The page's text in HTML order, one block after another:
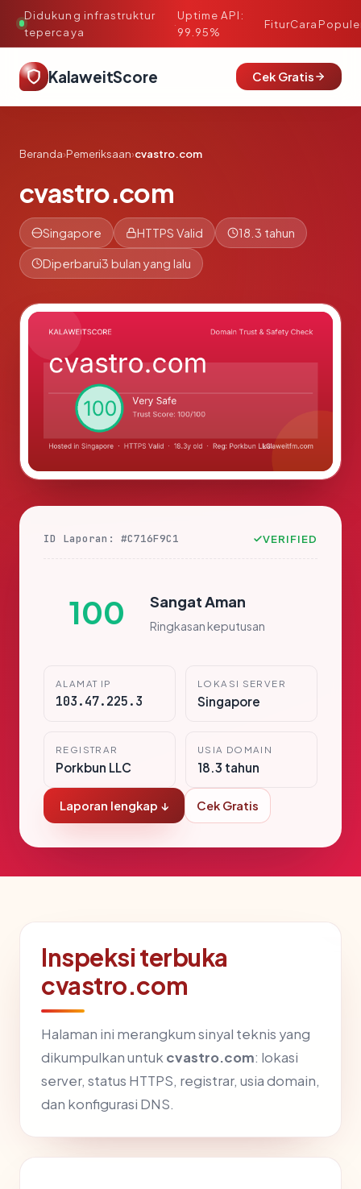
Didukung infrastruktur
tepercaya
·
Uptime API:
99.95%
FiturCara
KalaweitScore Cek Gratis
Beranda›Pemeriksaan›cvastro.com
cvastro.com
Singapore HTTPS Valid 18.3 tahun
Diperbarui3 bulan yang lalu
ID Laporan: #C716F9C1 VERIFIED
100 Sangat Aman
Ringkasan keputusan
ALAMAT IP
103.47.225.3
LOKASI SERVER
Singapore
REGISTRAR
Porkbun LLC
USIA DOMAIN
18.3 tahun
Laporan lengkap ↓ Cek Gratis
Inspeksi terbuka
cvastro.com
Halaman ini merangkum sinyal teknis yang
dikumpulkan untukcvastro.com: lokasi
server, status HTTPS, registrar, usia domain,
dan konfigurasi DNS.